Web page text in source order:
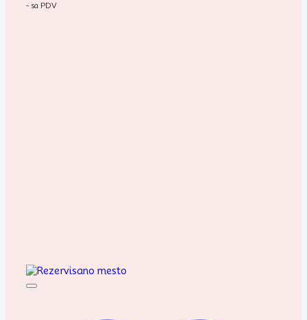
- sa PDV